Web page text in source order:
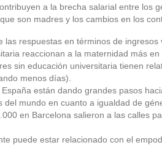
a la brecha salarial entre los
son madres y los cambios en los
las respuestas en términos de
reaccionan a la maternidad más
sin educación universitaria tienen
menos días).
están dando grandes pasos
del mundo en cuanto a igualdad de
en Barcelona salieron a las calles
puede estar relacionado con el